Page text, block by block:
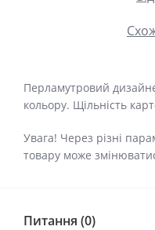
Перламутровий
кольору. Щільність
Увага! Через різні
товару може
Питання (0)